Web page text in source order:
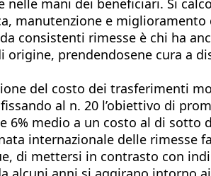
mani dei beneficiari. Si
manutenzione e
consistenti rimesse è chi ha
prendendosene cura a
del costo dei trasferimenti
al n. 20 l’obiettivo di
medio a un costo al di sotto
internazionale delle rimesse
di mettersi in contrasto con